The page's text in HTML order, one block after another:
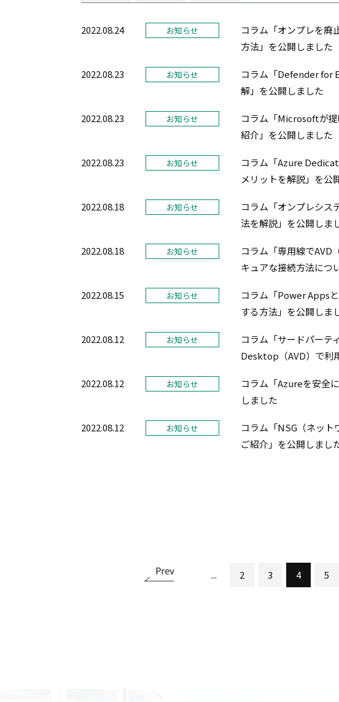
2022.08.24 お知らせ
コラム「オンプレを廃
方法」を公開しました
2022.08.23 お知らせ
コラム「Defender for
解」を公開しました
2022.08.23 お知らせ
コラム「Microsoftが
紹介」を公開しました
2022.08.23 お知らせ
コラム「Azure
メリットを解説」を公
2022.08.18 お知らせ
コラム「オンプレシ
法を解説」を公開しま
2022.08.18 お知らせ
コラム「専用線で
キュアな接続方法につ
2022.08.15 お知らせ
コラム「Power Apps
する方法」を公開しま
2022.08.12 お知らせ
コラム「サードパーテ
Desktop（AVD）で利
2022.08.12 お知らせ
コラム「Azureを安全
しました
2022.08.12 お知らせ
コラム「NSG（ネット
ご紹介」を公開しまし
... 2 3 4 5